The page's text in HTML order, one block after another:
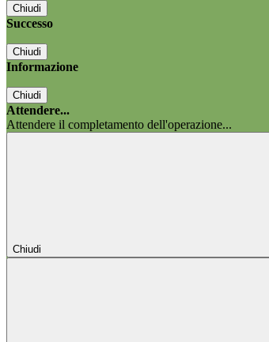
Chiudi
Successo
Chiudi
Informazione
Chiudi
Attendere...
Attendere il completamento dell'operazione...
Chiudi